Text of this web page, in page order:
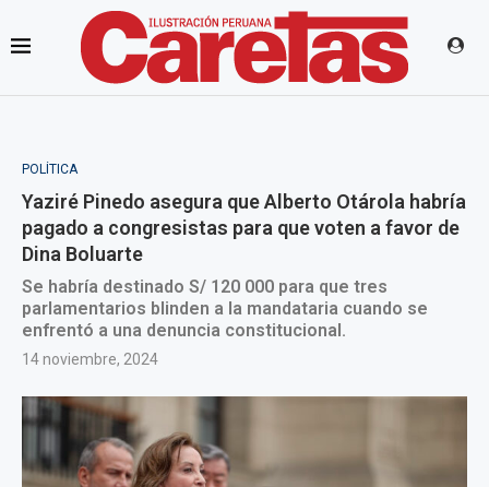
POLÍTICA
Yaziré Pinedo asegura que Alberto Otárola habría
pagado a congresistas para que voten a favor de
Dina Boluarte
Se habría destinado S/ 120 000 para que tres
parlamentarios blinden a la mandataria cuando se
enfrentó a una denuncia constitucional.
14 noviembre, 2024